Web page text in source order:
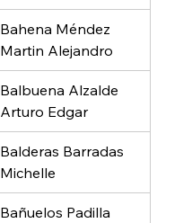
Bahena Méndez
Martin Alejandro
Balbuena Alzalde
Arturo Edgar
Balderas Barradas
Michelle
Bañuelos Padilla